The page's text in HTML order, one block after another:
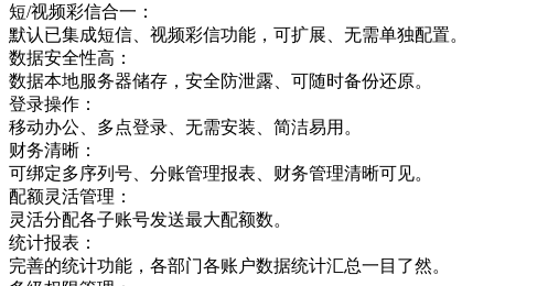
短/视频彩信合一：
默认已集成短信、视频彩信功能，可扩展、无需单独配置。
数据安全性高：
数据本地服务器储存，安全防泄露、可随时备份还原。
登录操作：
移动办公、多点登录、无需安装、简洁易用。
财务清晰：
可绑定多序列号、分账管理报表、财务管理清晰可见。
配额灵活管理：
灵活分配各子账号发送最大配额数。
统计报表：
完善的统计功能，各部门各账户数据统计汇总一目了然。